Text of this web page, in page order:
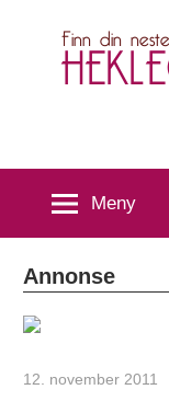
Meny
Annonse
12. november 2011